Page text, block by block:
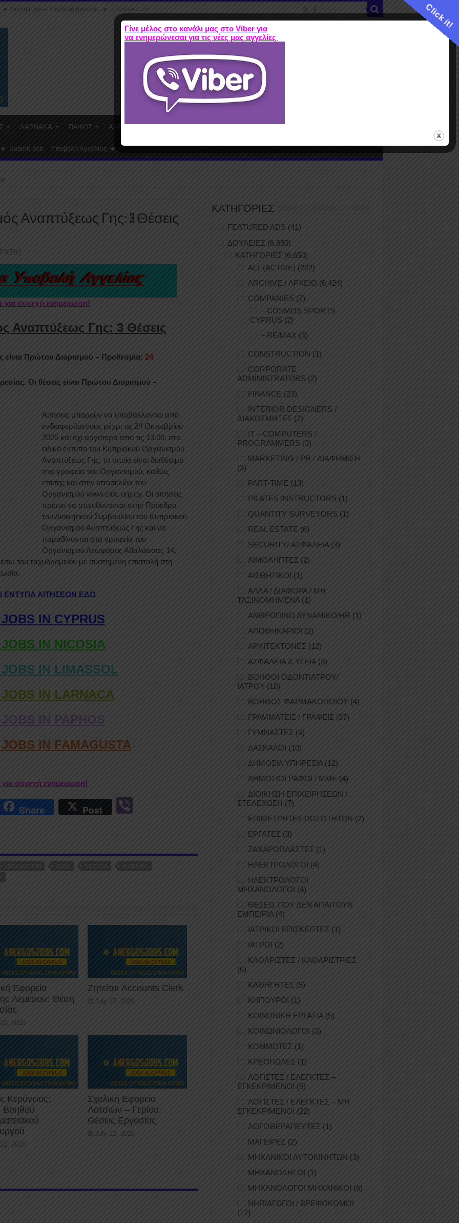
► Submit Job – Υποβολή Αγγελίας ◄ Contact Us
ΛΑΡΝΑΚΑ ΠΑΦΟΣ ΑΜΜΟΧΩΣΤΟΣ
► Submit Job – Υποβολή Αγγελίας ◄
Αναπτύξεως Γης: 3 Θέσεις
για συνεχή ενημέρωση!
Αναπτύξεως Γης: 3 Θέσεις
είναι Πρώτου Διορισμού – Προθεσμία: 24
Οι θέσεις είναι Πρώτου Διορισμού –
Αιτήσεις μπορούν να υποβάλλονται από
ενδιαφερόμενους μέχρι τις 24 Οκτωβρίου
2025 και όχι αργότερα από τις 13.00, στο
ειδικό έντυπο του Κυπριακού Οργανισμού
Αναπτύξεως Γης, το οποίο είναι διαθέσιμο
στα γραφεία του Οργανισμού, καθώς
επίσης και στην ιστοσελίδα του
Οργανισμού www.cldc.org.cy. Οι αιτήσεις
πρέπει να απευθύνονται στην Πρόεδρο
του Διοικητικού Συμβουλίου του Κυπριακού
Οργανισμού Αναπτύξεως Γης και να
παραδίνονται στα γραφεία του
Οργανισμού Λεωφόρος Αθαλάσσας 14,
του ταχυδρομείου με συστημένη επιστολή στη
ΕΝΤΥΠΑ ΑΙΤΗΣΕΩΝ ΕΔΩ
IN CYPRUS
IN NICOSIA
IN LIMASSOL
IN LARNACA
IN PAPHOS
IN FAMAGUSTA
για συνεχή ενημέρωση!
Share Post
ERGODOTISI JOBS NICOSIA
ΑΓΓΕΛΊΕΣ
Εφορεία
Λεμεσού: Θέση
2026
Ζητείται Accounts Clerk
July 17, 2026
Κερύνειας:
Βοηθού
2026
Σχολική Εφορεία
Λατσιών – Γερίου:
Θέσεις Εργασίας
July 12, 2026
ΚΑΤΗΓΟΡΙΕΣ
FEATURED ADS (41)
ΔΟΥΛΕΙΕΣ (6,650)
ΚΑΤΗΓΟΡΙΕΣ (6,650)
ALL (ACTIVE) (222)
ARCHIVE / ΑΡΧΕΙΟ (6,424)
COMPANIES (7)
– COSMOS SPORTS
CYPRUS (2)
– RE/MAX (5)
CONSTRUCTION (1)
CORPORATE
ADMINISTRATORS (2)
FINANCE (23)
INTERIOR DESIGNERS /
ΔΙΑΚΟΣΜΗΤΕΣ (2)
IT – COMPUTERS /
PROGRAMMERS (3)
MARKETING / PR / ΔΙΑΦΗΜΙΣΗ
(3)
PART-TIME (13)
PILATES INSTRUCTORS (1)
QUANTITY SURVEYORS (1)
REAL ESTATE (6)
SECURITY/ ΑΣΦΑΛΕΙΑ(3)
ΑΙΜΟΛΗΠΤΕΣ (2)
ΑΙΣΘΗΤΙΚΟΙ (1)
ΑΛΛΑ / ΔΙΑΦΟΡΑ / ΜΗ
ΤΑΞΙΝΟΜΗΜΕΝΑ(1)
ΑΝΘΡΩΠΙΝΟ ΔΥΝΑΜΙΚΟ/HR (1)
ΑΠΟΘΗΚΑΡΙΟΙ (2)
ΑΡΧΙΤΕΚΤΟΝΕΣ (12)
ΑΣΦΑΛΕΙΑ & ΥΓΕΙΑ (3)
ΒΟΗΘΟΙ ΟΔΟΝΤΙΑΤΡΟΥ/
ΙΑΤΡΟΥ(10)
ΒΟΗΘΟΣ ΦΑΡΜΑΚΟΠΟΙΟΥ (4)
ΓΡΑΜΜΑΤΕΙΣ / ΓΡΑΦΕΙΣ (37)
ΓΥΜΝΑΣΤΕΣ (4)
ΔΑΣΚΑΛΟΙ (10)
ΔΗΜΟΣΙΑ ΥΠΗΡΕΣΙΑ (12)
ΔΗΜΟΣΙΟΓΡΑΦΟΙ / ΜΜΕ (4)
ΔΙΟΙΚΗΣΗ ΕΠΙΧΕΙΡΗΣΕΩΝ /
ΣΤΕΛΕΧΩΣΗ (7)
ΕΠΙΜΕΤΡΗΤΕΣ ΠΟΣΟΤΗΤΩΝ (2)
ΕΡΓΑΤΕΣ (3)
ΖΑΧΑΡΟΠΛΑΣΤΕΣ (1)
ΗΛΕΚΤΡΟΛΟΓΟΙ (4)
ΗΛΕΚΤΡΟΛΟΓΟΙ
ΜΗΧΑΝΟΛΟΓΟΙ (4)
ΘΕΣΕΙΣ ΠΟΥ ΔΕΝ ΑΠΑΙΤΟΥΝ
ΕΜΠΕΙΡΙΑ(4)
ΙΑΤΡΙΚΟΙ ΕΠΙΣΚΕΠΤΕΣ (1)
ΙΑΤΡΟΙ (2)
ΚΑΘΑΡΙΣΤΕΣ / ΚΑΘΑΡΙΣΤΡΙΕΣ
(6)
ΚΑΘΗΓΗΤΕΣ (5)
ΚΗΠΟΥΡΟΙ (1)
ΚΟΙΝΩΝΙΚΗ ΕΡΓΑΣΙΑ(5)
ΚΟΙΝΩΝΙΟΛΟΓΟΙ (3)
ΚΟΜΜΩΤΕΣ (1)
ΚΡΕΟΠΩΛΕΣ (1)
ΛΟΓΙΣΤΕΣ / ΕΛΕΓΚΤΕΣ –
ΕΓΚΕΚΡΙΜΕΝΟΙ (5)
ΛΟΓΙΣΤΕΣ / ΕΛΕΓΚΤΕΣ – ΜΗ
ΕΓΚΕΚΡΙΜΕΝΟΙ (22)
ΛΟΓΟΘΕΡΑΠΕΥΤΕΣ (1)
ΜΑΓΕΙΡΕΣ (2)
ΜΗΧΑΝΙΚΟΙ ΑΥΤΟΚΙΝΗΤΩΝ (3)
ΜΗΧΑΝΟΔΗΓΟΙ (1)
ΜΗΧΑΝΟΛΟΓΟΙ ΜΗΧΑΝΙΚΟΙ (6)
ΝΗΠΙΑΓΩΓΟΙ / ΒΡΕΦΟΚΟΜΟΙ
(12)
Click it!
Γίνε μέλος στο κανάλι μας στο Viber για
να ενημερώνεσαι για τις νέες μας αγγελίες